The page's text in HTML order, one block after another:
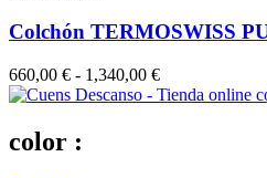
Colchón TERMOSWISS
660,00 € - 1,340,00 €Rango
de
color :